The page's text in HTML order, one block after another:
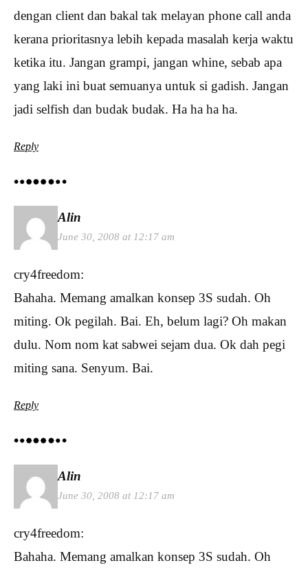
dengan client dan bakal tak melayan phone call anda
kerana prioritasnya lebih kepada masalah kerja waktu
ketika itu. Jangan grampi, jangan whine, sebab apa
yang laki ini buat semuanya untuk si gadish. Jangan
jadi selfish dan budak budak. Ha ha ha ha.
Reply
Alin
June 30, 2008 at 12:17 am
cry4freedom:
Bahaha. Memang amalkan konsep 3S sudah. Oh
miting. Ok pegilah. Bai. Eh, belum lagi? Oh makan
dulu. Nom nom kat sabwei sejam dua. Ok dah pegi
miting sana. Senyum. Bai.
Reply
Alin
June 30, 2008 at 12:17 am
cry4freedom:
Bahaha. Memang amalkan konsep 3S sudah. Oh